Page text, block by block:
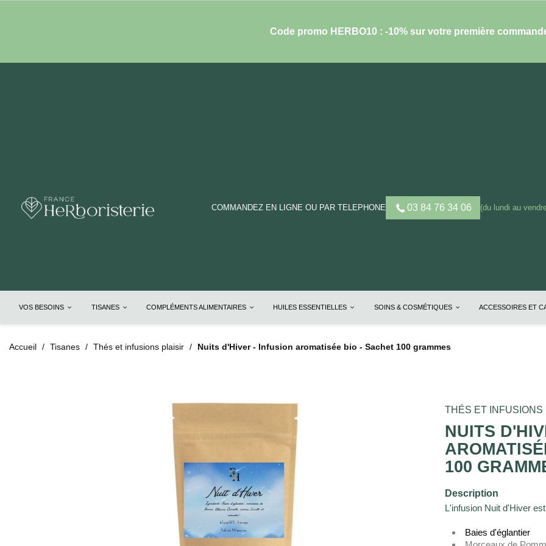
Code promo HERBO10 : -10% sur votre première
COMMANDEZ EN LIGNE OU PAR TELEPHONE 03 84 76 34 06 (du lundi au
VOS BESOINS TISANES COMPLÉMENTS ALIMENTAIRES HUILES ESSENTIELLES SOINS & COSMÉTIQUES ACCESSOIRES ET
Accueil Tisanes Thés et infusions plaisir Nuits d'Hiver - Infusion aromatisée bio - Sachet 100 grammes
THÉS ET INFUSIONS
NUITS
100
Description
L'infusion Nuit d'Hiver
Baies d'églantier